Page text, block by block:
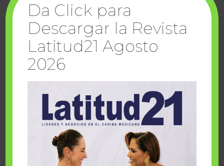
Cuando la solidaridad inspira; cumplen
sueños Fairmont Mayakoba y Make-A-Wish
Da Click para
Descargar la Revista
Latitud21 Agosto
2026